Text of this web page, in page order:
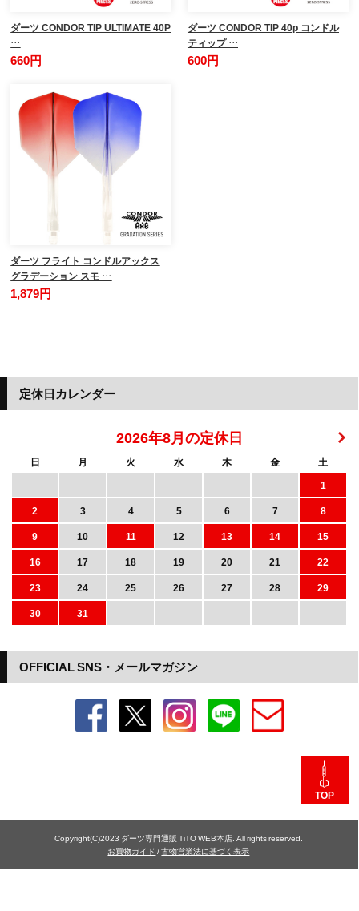
ダーツ CONDOR TIP ULTIMATE 40P
…
660円
ダーツ CONDOR TIP 40p コンドル
ティップ …
600円
ダーツ フライト コンドルアックス
グラデーション スモ …
1,879円
OFFICIAL SNS・メールマガジン
定休日カレンダー
2026年8月の定休日
日 月 火 水 木 金
土
1
2
3 4 5 6 7
8
9
10 11 12 13 14
15
16
17 18 19 20 21
22
23
24 25 26 27 28
29
30
31
TOP
Copyright(C)2023 ダーツ専門通販 TiTO WEB本店. All rights reserved.
お買物ガイド /古物営業法に基づく表示